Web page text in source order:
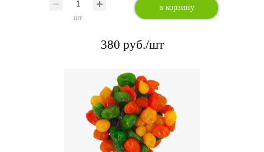
шт
в корзину
380 руб./шт